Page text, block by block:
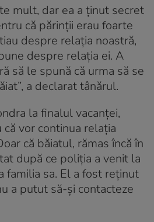
mult, dar ea a ținut secret
că părinții erau foarte
despre relația noastră,
despre relația ei. A
să le spună că urma să se
a declarat tânărul.
la finalul vacanței,
vor continua relația
că băiatul, rămas încă în
după ce poliția a venit la
familia sa. El a fost reținut
a putut să-și contacteze